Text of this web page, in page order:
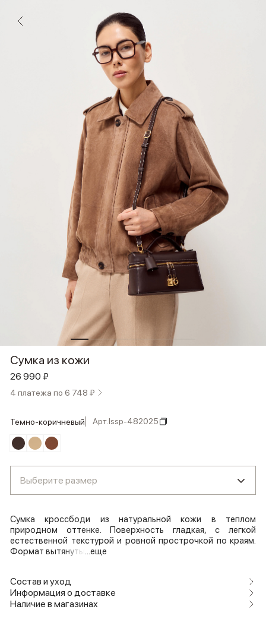
Сумка из кожи
26 990 ₽
4 платежа по 6 748 ₽
темно-коричневый Арт.lssp-482025
Выберите размер
Сумка кроссбоди из натуральной кожи в теплом
природном оттенке. Поверхность гладкая, с легкой
естественной текстурой и ровной прострочкой по краям.
Формат вытянуты ...еще
Состав и уход
Информация о доставке
Наличие в магазинах